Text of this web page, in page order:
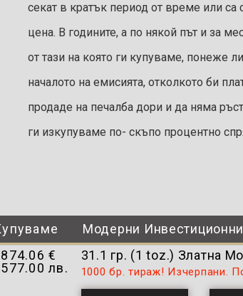
секат в кратък период от време или
цена. В годините, а по някой път и за
от тази на която ги купуваме, понеже
началото на емисията, отколкото би
продаде на печалба дори и да няма
ги изкупуваме по- скъпо процентно
Модерни
€
лв.
31.1 гр. (1 toz.) Златна
1000 бр. тираж! Изчерпани.